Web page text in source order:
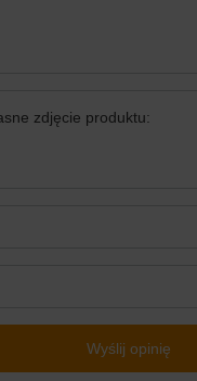
zdjęcie produktu:
Wyślij opinię